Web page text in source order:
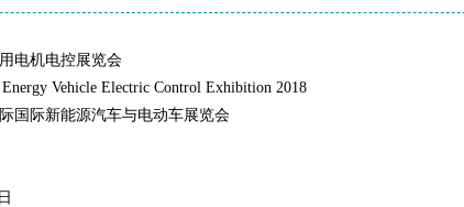
电机电控展览会
Vehicle Electric Control Exhibition 2018
国际新能源汽车与电动车展览会